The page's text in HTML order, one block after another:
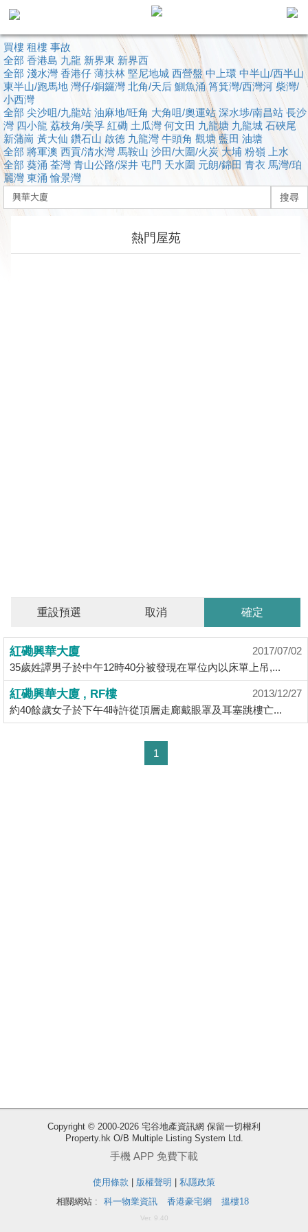
代
理
主
頁
搵
樓/
成
交
業
主
手
冊
關
於
我
買樓 租樓 事故
全部 香港島 九龍 新界東 新界西
全部 淺水灣 香港仔 薄扶林 堅尼地城 西營盤 中上環 中半山/西半山
東半山/跑馬地 灣仔/銅鑼灣 北角/天后 鰂魚涌 筲箕灣/西灣河 柴灣/
小西灣
全部 尖沙咀/九龍站 油麻地/旺角 大角咀/奧運站 深水埗/南昌站 長沙
灣 四小龍 荔枝角/美孚 紅磡 土瓜灣 何文田 九龍塘 九龍城 石硤尾
新蒲崗 黃大仙 鑽石山 啟德 九龍灣 牛頭角 觀塘 藍田 油塘
全部 將軍澳 西貢/清水灣 馬鞍山 沙田/大圍/火炭 大埔 粉嶺
上水
全部 葵涌 荃灣 青山公路/深井 屯門 天水圍 元朗/錦田 青衣 馬灣/珀
麗灣 東涌 愉景灣
搜尋
熱門屋苑
重設預選 取消 確定
紅磡興華大廈
2017/07/02
35歲姓譚男子於中午12時40分被發現在單位內以床單上吊,...
紅磡興華大廈 , RF樓
2013/12/27
約40餘歲女子於下午4時許從頂層走廊戴眼罩及耳塞跳樓亡...
1
Copyright © 2000-2026 宅谷地產資訊網 保留一切權利
Property.hk O/B Multiple Listing System Ltd.
手機 APP 免費下載
使用條款 版權聲明
私隱政策
相關網站 :
科一物業資訊 香港豪宅網 搵樓18
Ver. 9.40